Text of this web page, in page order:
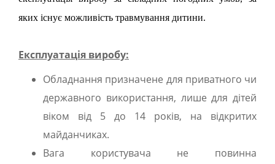
яких існує можливість травмування дитини.
Експлуатація виробу:
Обладнання призначене для приватного чи
державного використання, лише для дітей
віком від 5 до 14 років, на відкритих
майданчиках.
Вага користувача не повинна